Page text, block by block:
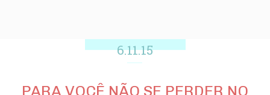
6.11.15
PARA VOCÊ NÃO SE PERDER NO